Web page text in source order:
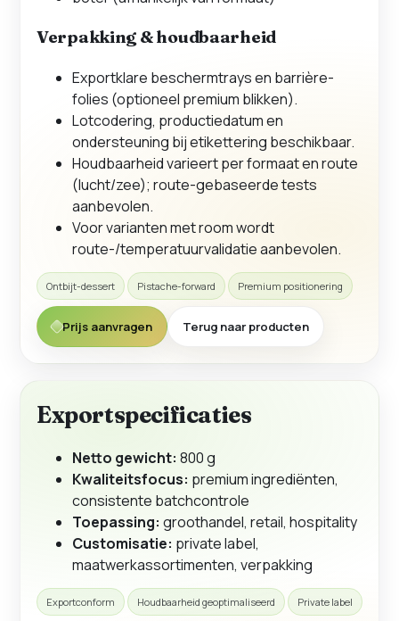
Verpakking & houdbaarheid
Exportklare beschermtrays en barrière-
folies (optioneel premium blikken).
Lotcodering, productiedatum en
ondersteuning bij etikettering beschikbaar.
Houdbaarheid varieert per formaat en route
(lucht/zee); route-gebaseerde tests
aanbevolen.
Voor varianten met room wordt
route-/temperatuurvalidatie aanbevolen.
Ontbijt-dessert Pistache-forward Premium positionering
Prijs aanvragen Terug naar producten
Exportspecificaties
Netto gewicht: 800 g
Kwaliteitsfocus: premium ingrediënten,
consistente batchcontrole
Toepassing: groothandel, retail, hospitality
Customisatie: private label,
maatwerkassortimenten, verpakking
Exportconform Houdbaarheid geoptimaliseerd Private label